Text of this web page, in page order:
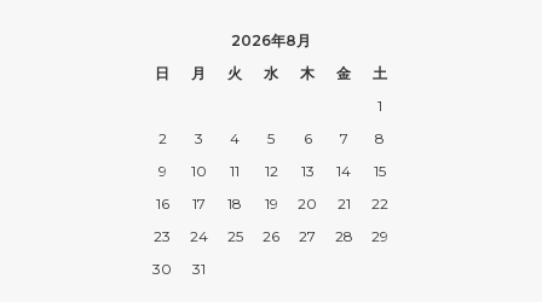
2026年8月
日
月 火 水 木 金
土
1
2
3 4 5 6 7
8
9
10 11 12 13 14
15
16
17 18 19 20 21
22
23
24 25 26 27 28
29
30
31